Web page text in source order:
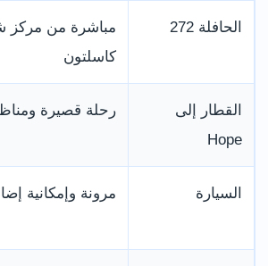
الحافلة 272
مباشرة من مركز
كاسلتون
القطار إلى
Hope
رحلة قصيرة
السيارة مرونة وإمكانية